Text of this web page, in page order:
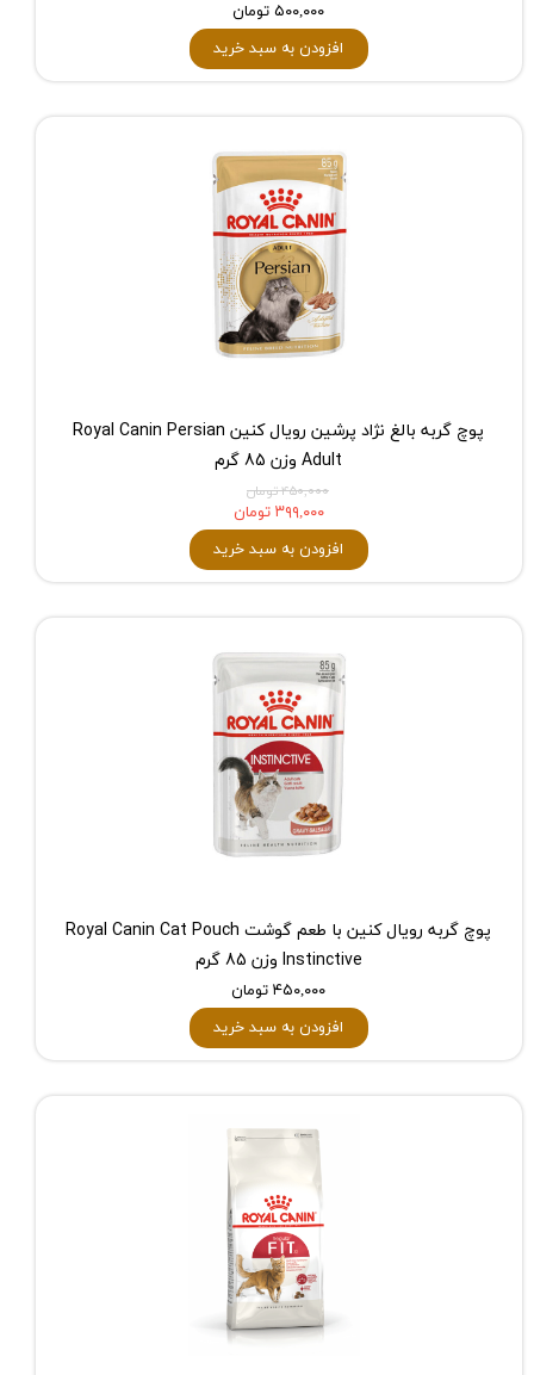
۵۰۰,۰۰۰ تومان
افزودن به سبد خرید
پوچ گربه بالغ نژاد پرشین رویال کنین Royal Canin Persian
Adult وزن 85 گرم
۴۵۰,۰۰۰ تومان
۳۹۹,۰۰۰ تومان
افزودن به سبد خرید
پوچ گربه رویال کنین با طعم گوشت Royal Canin Cat Pouch
Instinctive وزن 85 گرم
۴۵۰,۰۰۰ تومان
افزودن به سبد خرید